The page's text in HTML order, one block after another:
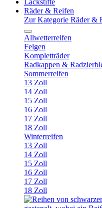
Lackstifte
Räder & Reifen
Zur Kategorie Räder &
Allwetterreifen
Felgen
Kompletträder
Radkappen &
Sommerreifen
13 Zoll
14 Zoll
15 Zoll
16 Zoll
17 Zoll
18 Zoll
Winterreifen
13 Zoll
14 Zoll
15 Zoll
16 Zoll
17 Zoll
18 Zoll